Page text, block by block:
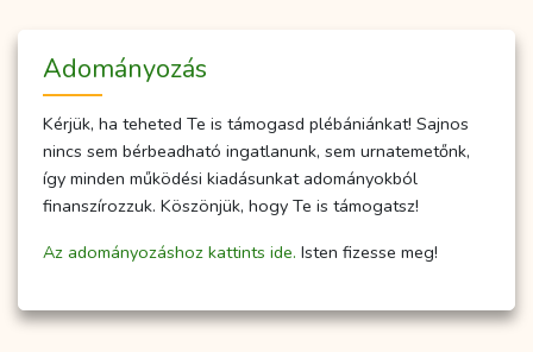
Adományozás
Kérjük, ha teheted Te is támogasd plébániánkat! Sajnos
nincs sem bérbeadható ingatlanunk, sem urnatemetőnk,
így minden működési kiadásunkat adományokból
finanszírozzuk. Köszönjük, hogy Te is támogatsz!
Az adományozáshoz kattints ide. Isten fizesse meg!